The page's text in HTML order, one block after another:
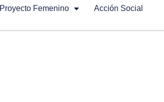
Proyecto Femenino
Acción Social